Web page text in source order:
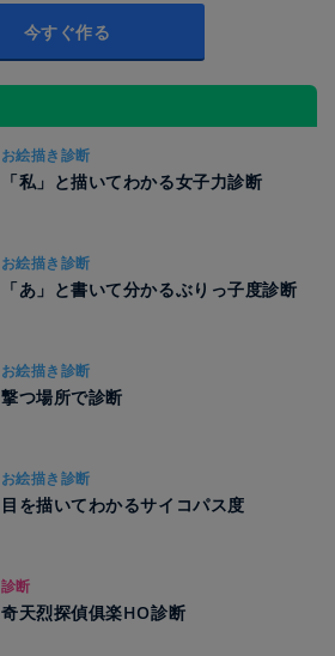
今すぐ作る
お絵描き診断
「私」と描いてわかる女子力診断
お絵描き診断
「あ」と書いて分かるぶりっ子度診断
お絵描き診断
撃つ場所で診断
お絵描き診断
目を描いてわかるサイコパス度
診断
奇天烈探偵俱楽HO診断